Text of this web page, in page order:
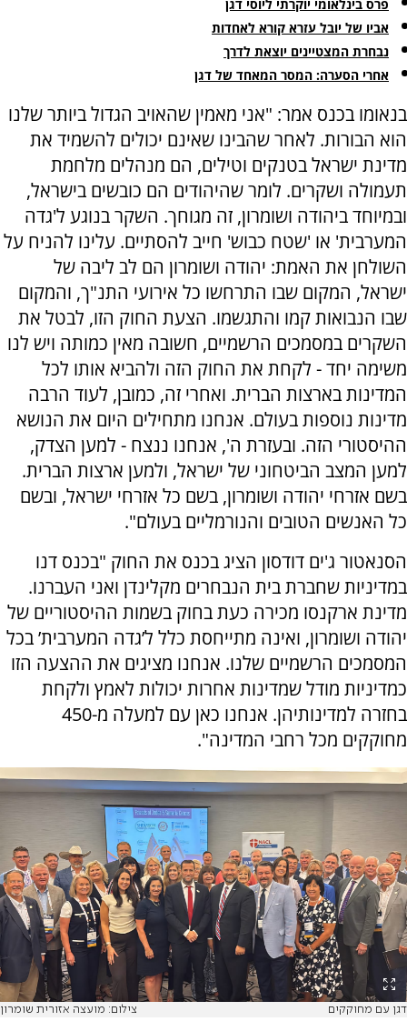
פרס בינלאומי יוקרתי ליוסי דגן
אביו של יובל עזרא קורא לאחדות
נבחרת המצטיינים יוצאת לדרך
אחרי הסערה: המסר המאחד של דגן
בנאומו בכנס אמר: "אני מאמין שהאויב הגדול ביותר שלנו
הוא הבורות. לאחר שהבינו שאינם יכולים להשמיד את
מדינת ישראל בטנקים וטילים, הם מנהלים מלחמת
תעמולה ושקרים. לומר שהיהודים הם כובשים בישראל,
ובמיוחד ביהודה ושומרון, זה מגוחך. השקר בנוגע ל'גדה
המערבית' או 'שטח כבוש' חייב להסתיים. עלינו להניח על
השולחן את האמת: יהודה ושומרון הם לב ליבה של
ישראל, המקום שבו התרחשו כל אירועי התנ"ך, והמקום
שבו הנבואות קמו והתגשמו. הצעת החוק הזו, לבטל את
השקרים במסמכים הרשמיים, חשובה מאין כמותה ויש לנו
משימה יחד - לקחת את החוק הזה ולהביא אותו לכל
המדינות בארצות הברית. ואחרי זה, כמובן, לעוד הרבה
מדינות נוספות בעולם. אנחנו מתחילים היום את הנושא
ההיסטורי הזה. ובעזרת ה', אנחנו ננצח - למען הצדק,
למען המצב הביטחוני של ישראל, ולמען ארצות הברית.
בשם אזרחי יהודה ושומרון, בשם כל אזרחי ישראל, ובשם
כל האנשים הטובים והנורמליים בעולם".
הסנאטור ג'ים דודסון הציג בכנס את החוק "בכנס דנו
במדיניות שחברת בית הנבחרים מקלינדן ואני העברנו.
מדינת ארקנסו מכירה כעת בחוק בשמות ההיסטוריים של
יהודה ושומרון, ואינה מתייחסת כלל ל’גדה המערבית’ בכל
המסמכים הרשמיים שלנו. אנחנו מציגים את ההצעה הזו
כמדיניות מודל שמדינות אחרות יכולות לאמץ ולקחת
בחזרה למדינותיהן. אנחנו כאן עם למעלה מ-450
מחוקקים מכל רחבי המדינה".
דגן עם מחוקקים צילום: מועצה אזורית שומרון